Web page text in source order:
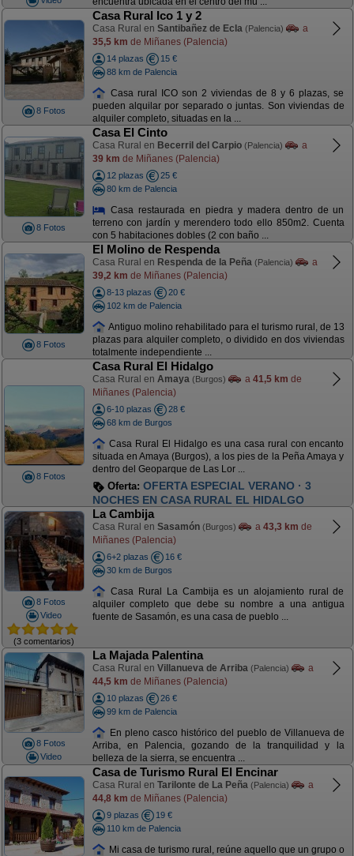
8 Fotos
Casa Rural Ico 1 y 2
Casa Rural en Santibañez de Ecla (Palencia)
a
35,5 km de Miñanes (Palencia)
14 plazas
15 €
88 km de Palencia
Casa rural ICO son 2 viviendas de 8 y 6 plazas, se
pueden alquilar por separado o juntas. Son viviendas de
alquiler completo, situadas en la ...
8 Fotos
Casa El Cinto
Casa Rural en Becerril del Carpio (Palencia)
a
39 km de Miñanes (Palencia)
12 plazas
25 €
80 km de Palencia
Casa restaurada en piedra y madera dentro de un
terreno con jardín y merendero todo ello 850m2. Cuenta
con 5 habitaciones dobles (2 con baño ...
8 Fotos
El Molino de Respenda
Casa Rural en Respenda de la Peña (Palencia)
a
39,2 km de Miñanes (Palencia)
8-13 plazas
20 €
102 km de Palencia
Antiguo molino rehabilitado para el turismo rural, de 13
plazas para alquiler completo, o dividido en dos viviendas
totalmente independiente ...
8 Fotos
Casa Rural El Hidalgo
Casa Rural en Amaya (Burgos) a 41,5 km de
Miñanes (Palencia)
6-10 plazas
28 €
68 km de Burgos
Casa Rural El Hidalgo es una casa rural con encanto
situada en Amaya (Burgos), a los pies de la Peña Amaya y
dentro del Geoparque de Las Lor ...
Oferta: OFERTA ESPECIAL VERANO · 3
NOCHES EN CASA RURAL EL HIDALGO
8 Fotos
Video
(3 comentarios)
La Cambija
Casa Rural en Sasamón (Burgos) a 43,3 km de
Miñanes (Palencia)
6+2 plazas
16 €
30 km de Burgos
Casa Rural La Cambija es un alojamiento rural de
alquiler completo que debe su nombre a una antigua
fuente de Sasamón, es una casa de pueblo ...
8 Fotos
Video
La Majada Palentina
Casa Rural en Villanueva de Arriba (Palencia)
a
44,5 km de Miñanes (Palencia)
10 plazas
26 €
99 km de Palencia
En pleno casco histórico del pueblo de Villanueva de
Arriba, en Palencia, gozando de la tranquilidad y la
belleza de la sierra, se encuentra ...
Casa de Turismo Rural El Encinar
Casa Rural en Tarilonte de La Peña (Palencia)
a
44,8 km de Miñanes (Palencia)
9 plazas
19 €
110 km de Palencia
Mi casa de turismo rural, reúne aquello que un grupo o